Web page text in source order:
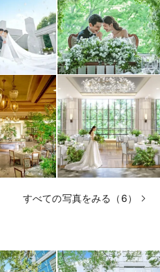
すべての写真をみる（6）